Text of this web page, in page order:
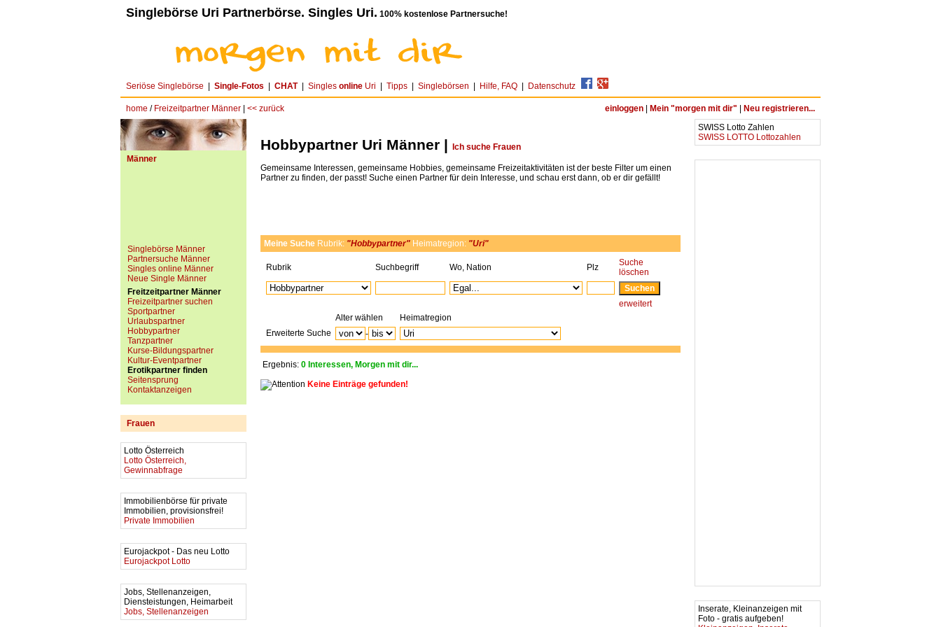
Singlebörse Uri Partnerbörse. Singles Uri. 100% kostenlose Partnersuche!
Seriöse Singlebörse Single-Fotos CHAT| Singles online Uri Tipps Singlebörsen Hilfe, FAQ Datenschutz
home / Freizeitpartner Männer << zurück einloggen Mein "morgen mit dir" Neu registrieren...
Männer
Singlebörse Männer
Partnersuche Männer
Singles online Männer
Neue Single Männer
Freitzeitpartner Männer
Freizeitpartner suchen
Sportpartner
Urlaubspartner
Hobbypartner
Tanzpartner
Kurse-Bildungspartner
Kultur-Eventpartner
Erotikpartner finden
Seitensprung
Kontaktanzeigen
Frauen
Lotto Österreich
Lotto Österreich,
Gewinnabfrage
Immobilienbörse für private
Immobilien, provisionsfrei!
Private Immobilien
Eurojackpot - Das neu Lotto
Eurojackpot Lotto
Jobs, Stellenanzeigen,
Diensteistungen, Heimarbeit
Jobs, Stellenanzeigen
Hobbypartner Uri Männer | Ich suche Frauen
Gemeinsame Interessen, gemeinsame Hobbies, gemeinsame Freizeitaktivitäten ist der beste Filter um einen
Partner zu finden, der passt! Suche einen Partner für dein Interesse, und schau erst dann, ob er dir gefällt!
Meine Suche Rubrik: "Hobbypartner" Heimatregion: "Uri"
Rubrik Suchbegriff Wo, Nation Plz
Suche
löschen
erweitert
Alter wählen
Heimatregion
Erweiterte Suche
-
Ergebnis: 0 Interessen, Morgen mit dir...
Keine Einträge gefunden!
SWISS Lotto Zahlen
SWISS LOTTO Lottozahlen
Inserate, Kleinanzeigen mit
Foto - gratis aufgeben!